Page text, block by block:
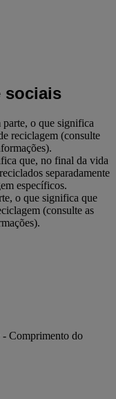
sociais
parte, o que significa
reciclagem (consulte
que, no final da vida
separadamente
específicos.
o que significa que
(consulte as
- Comprimento do